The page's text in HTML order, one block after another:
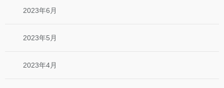
2023年6月
2023年5月
2023年4月